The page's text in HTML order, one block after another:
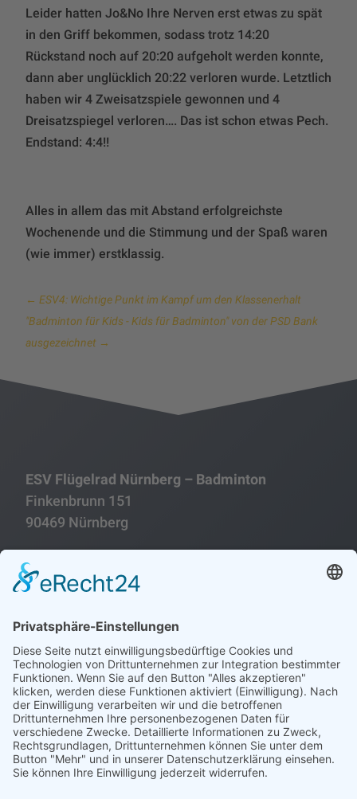
Leider hatten Jo&No Ihre Nerven erst etwas zu spät
in den Griff bekommen, sodass trotz 14:20
Rückstand noch auf 20:20 aufgeholt werden konnte,
dann aber unglücklich 20:22 verloren wurde. Letztlich
haben wir 4 Zweisatzspiele gewonnen und 4
Dreisatzspiegel verloren…. Das ist schon etwas Pech.
Endstand: 4:4!!
Alles in allem das mit Abstand erfolgreichste
Wochenende und die Stimmung und der Spaß waren
(wie immer) erstklassig.
← ESV4: Wichtige Punkt im Kampf um den Klassenerhalt
"Badminton für Kids - Kids für Badminton" von der PSD Bank
ausgezeichnet →
ESV Flügelrad Nürnberg – Badminton
Finkenbrunn 151
90469 Nürnberg
Impressum
Datenschutzerklärung
Historie
Sitemap